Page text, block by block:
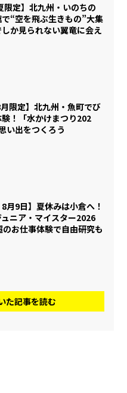
限定】北九州・いのちの
“空を飛ぶ生きもの”大集
か見られない翼竜に会え
月限定】北九州・魚町でび
験！「水かけまつり202
い出をつくろう
8月9日】夏休みは小倉へ！
ュニア・マイスター2026
お仕事体験で自由研究も
た記事を読む